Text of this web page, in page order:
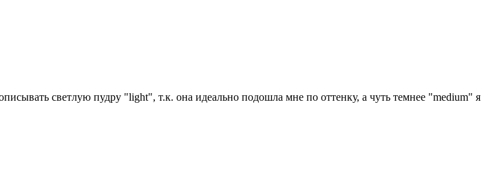
светлую пудру "light", т.к. она идеально подошла мне по оттенку, а чуть темнее "medium" я